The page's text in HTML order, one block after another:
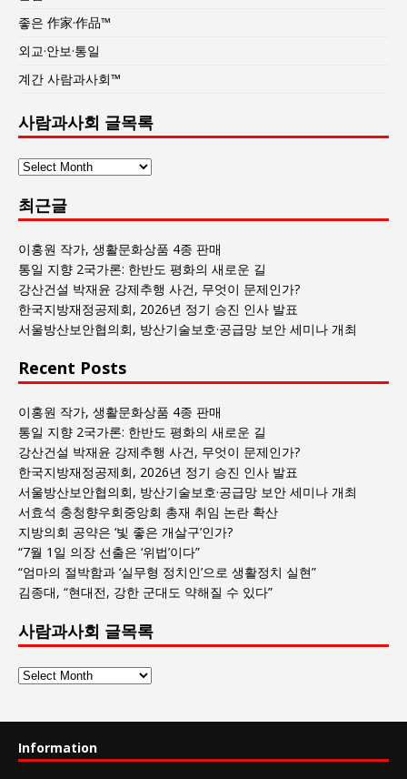
좋은 作家·作品™
외교·안보·통일
계간 사람과사회™
사람과사회 글목록
사
과
사
회
글
목
록
최근글
이홍원 작가, 생활문화상품 4종 판매
통일 지향 2국가론: 한반도 평화의 새로운 길
강산건설 박재윤 강제추행 사건, 무엇이 문제인가?
한국지방재정공제회, 2026년 정기 승진 인사 발표
서울방산보안협의회, 방산기술보호·공급망 보안 세미나 개최
Recent Posts
이홍원 작가, 생활문화상품 4종 판매
통일 지향 2국가론: 한반도 평화의 새로운 길
강산건설 박재윤 강제추행 사건, 무엇이 문제인가?
한국지방재정공제회, 2026년 정기 승진 인사 발표
서울방산보안협의회, 방산기술보호·공급망 보안 세미나 개최
서효석 충청향우회중앙회 총재 취임 논란 확산
지방의회 공약은 ‘빛 좋은 개살구’인가?
“7월 1일 의장 선출은 ‘위법’이다”
“엄마의 절박함과 ‘실무형 정치인’으로 생활정치 실현”
김종대, “현대전, 강한 군대도 약해질 수 있다”
사람과사회 글목록
사
회
Information